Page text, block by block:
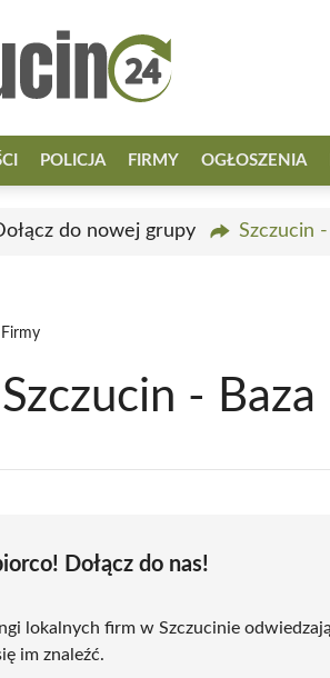
POLICJA FIRMY OGŁOSZENIA
do nowej grupy Szczucin
Firmy
-
Dołącz do nas!
lokalnych firm w Szczucinie
im znaleźć.